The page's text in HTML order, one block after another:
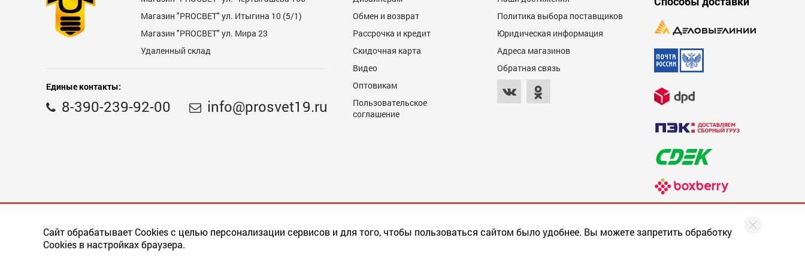
Сайт обрабатывает Cookies с целью персонализации сервисов и для того, чтобы пользоваться сайтом было удобнее. Вы можете запретить обработку
Cookies в настройках браузера.
Магазин "PROCBET" ул. Итыгина 10 (5/1)
Магазин "PROСВЕТ" ул. Мира 23
Удаленный склад
Единые контакты:
8-390-239-92-00 info@prosvet19.ru
Обмен и возврат
Рассрочка и кредит
Скидочная карта
Видео
Оптовикам
Пользовательское
соглашение
Политика выбора поставщиков
Юридическая информация
Адреса магазинов
Обратная связь